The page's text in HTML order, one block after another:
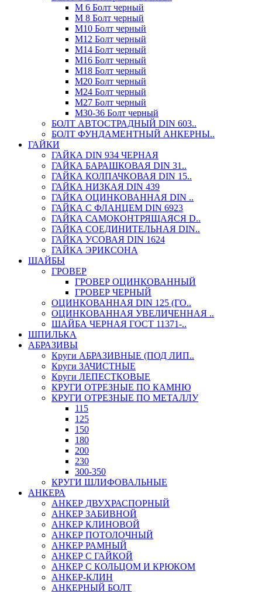
М 6 Болт черный
М 8 Болт черный
М10 Болт черный
М12 Болт черный
М14 Болт черный
М16 Болт черный
М18 Болт черный
М20 Болт черный
М24 Болт черный
М27 Болт черный
М30-36 Болт черный
БОЛТ АВТОСТРАДНЫЙ DIN 603..
БОЛТ ФУНДАМЕНТНЫЙ АНКЕРНЫ..
ГАЙКИ
ГАЙКА DIN 934 ЧЕРНАЯ
ГАЙКА БАРАШКОВАЯ DIN 31..
ГАЙКА КОЛПАЧКОВАЯ DIN 15..
ГАЙКА НИЗКАЯ DIN 439
ГАЙКА ОЦИНКОВАННАЯ DIN ..
ГАЙКА С ФЛАНЦЕМ DIN 6923
ГАЙКА САМОКОНТРЯЩАЯСЯ D..
ГАЙКА СОЕДИНИТЕЛЬНАЯ DIN..
ГАЙКА УСОВАЯ DIN 1624
ГАЙКА ЭРИКСОНА
ШАЙБЫ
ГРОВЕР
ГРОВЕР ОЦИНКОВАННЫЙ
ГРОВЕР ЧЕРНЫЙ
ОЦИНКОВАННАЯ DIN 125 (ГО..
ОЦИНКОВАННАЯ УВЕЛИЧЕННАЯ ..
ШАЙБА ЧЕРНАЯ ГОСТ 11371-..
ШПИЛЬКА
АБРАЗИВЫ
Круги АБРАЗИВНЫЕ (ПОД ЛИП..
Круги ЗАЧИСТНЫЕ
Круги ЛЕПЕСТКОВЫЕ
КРУГИ ОТРЕЗНЫЕ ПО КАМНЮ
КРУГИ ОТРЕЗНЫЕ ПО МЕТАЛЛУ
115
125
150
180
200
230
300-350
КРУГИ ШЛИФОВАЛЬНЫЕ
АНКЕРА
АНКЕР ДВУХРАСПОРНЫЙ
АНКЕР ЗАБИВНОЙ
АНКЕР КЛИНОВОЙ
АНКЕР ПОТОЛОЧНЫЙ
АНКЕР РАМНЫЙ
АНКЕР С ГАЙКОЙ
АНКЕР С КОЛЬЦОМ И КРЮКОМ
АНКЕР-КЛИН
АНКЕРНЫЙ БОЛТ